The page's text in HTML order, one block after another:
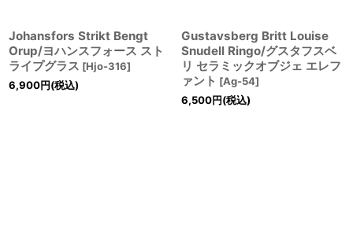
Johansfors Strikt Bengt
Orup/ヨハンスフォース スト
ライプグラス [Hjo-316]
6,900円(税込)
Gustavsberg Britt Louise
Snudell Ringo/グスタフスベ
リ セラミックオブジェ エレフ
ァント [Ag-54]
6,500円(税込)